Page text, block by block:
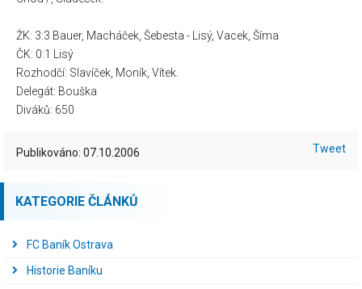
ŽK: 3:3 Bauer, Macháček, Šebesta - Lisý, Vacek, Šíma
ČK: 0:1 Lisý
Rozhodčí: Slavíček, Moník, Vítek.
Delegát: Bouška
Diváků: 650
Publikováno: 07.10.2006 Tweet
KATEGORIE ČLÁNKŮ
FC Baník Ostrava
Historie Baníku